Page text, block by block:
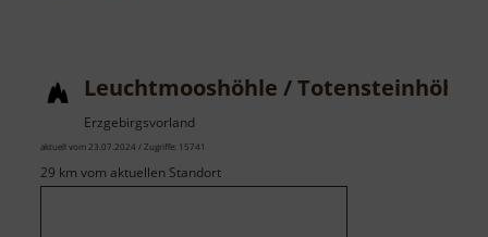
Leuchtmooshöhle / Totensteinhöhle
Erzgebirgsvorland
aktuell vom 23.07.2024 / Zugriffe: 15741
29 km vom aktuellen Standort